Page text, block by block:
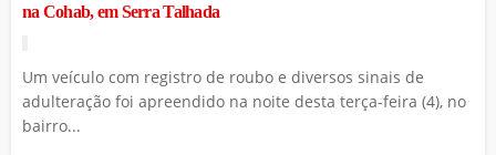
na Cohab, em Serra Talhada
Um veículo com registro de roubo e diversos sinais de
adulteração foi apreendido na noite desta terça-feira (4), no
bairro...